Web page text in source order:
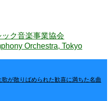
ク音楽事業協会
Orchestra, Tokyo
が散りばめられた歓喜に満ちた名曲